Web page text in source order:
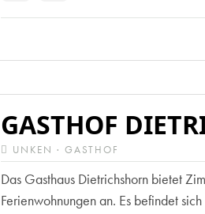
GASTHOF
UNKEN · GASTHOF
Das Gasthaus Dietrichshorn bietet
Ferienwohnungen an. Es befindet